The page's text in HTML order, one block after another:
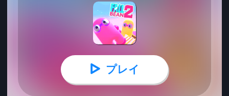
プレイ
フォールビーン2 - ラストサバイバー